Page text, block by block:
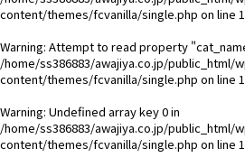
content/themes/fcvanilla/single.php on line
Warning: Attempt to read property
/home/ss386883/awajiya.co.jp/public_html/
content/themes/fcvanilla/single.php on line
Warning: Undefined array key 0 in
/home/ss386883/awajiya.co.jp/public_html/
content/themes/fcvanilla/single.php on line